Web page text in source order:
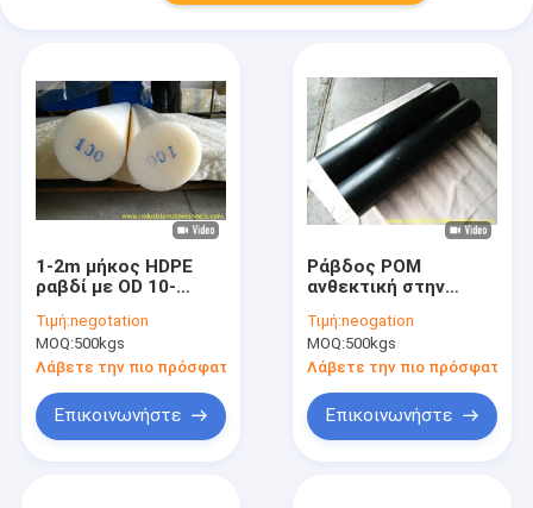
1-2m μήκος HDPE
ραβδί με OD 10-
Κατασκευασμένο
από 100% παρθένο
υλικό HDPE
Τιμή:negotation
MOQ:500kgs
Λάβετε την πιο πρόσφατη τιμή
Επικοινωνήστε
Ράβδος POM
ανθεκτική στην
αντοχή σε
εφελκυσμό και
εξαιρετική
σταθερότητα
διαστάσεων για
βιομηχανικές
Τιμή:neogation
MOQ:500kgs
Λάβετε την πιο πρόσφατη
Επικοινωνήστε